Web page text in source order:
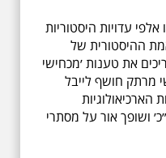
נאספו אלפי עדויות היסטוריות
ההיסטורית של
את טענות ׳מכחישי
מרתק חושף לייבל
ושופך אור על מסתרי